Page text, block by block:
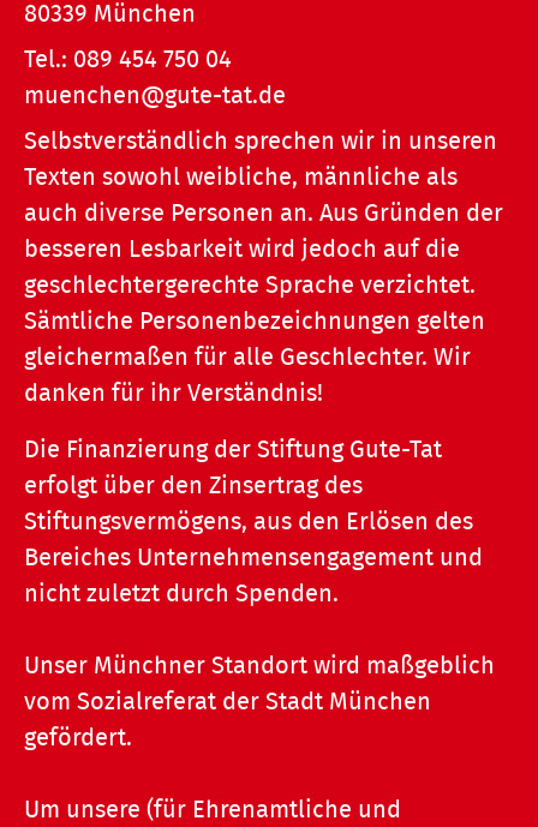
80339 München
Tel.: 089 454 750 04
muenchen@gute-tat.de
Selbstverständlich sprechen wir in unseren
Texten sowohl weibliche, männliche als
auch diverse Personen an. Aus Gründen der
besseren Lesbarkeit wird jedoch auf die
geschlechtergerechte Sprache verzichtet.
Sämtliche Personenbezeichnungen gelten
gleichermaßen für alle Geschlechter. Wir
danken für ihr Verständnis!
Die Finanzierung der Stiftung Gute-Tat
erfolgt über den Zinsertrag des
Stiftungsvermögens, aus den Erlösen des
Bereiches Unternehmensengagement und
nicht zuletzt durch Spenden.
Unser Münchner Standort wird maßgeblich
vom Sozialreferat der Stadt München
gefördert.
Um unsere (für Ehrenamtliche und